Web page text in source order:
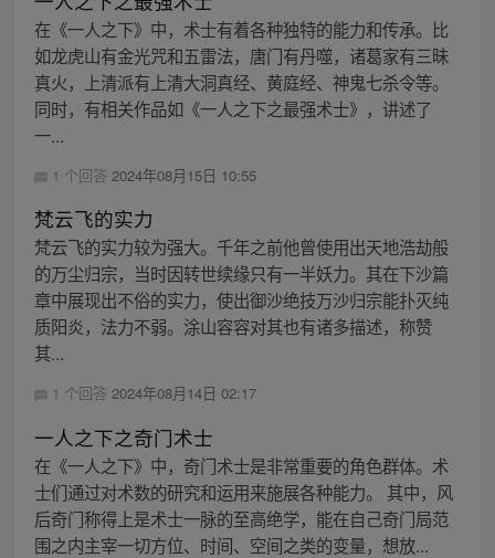
在《一人之下》中，术士有着各种独特的能力和传承。比
如龙虎山有金光咒和五雷法，唐门有丹噬，诸葛家有三昧
真火，上清派有上清大洞真经、黄庭经、神鬼七杀令等。
同时，有相关作品如《一人之下之最强术士》，讲述了
一...
1 个回答 2024年08月15日 10:55
梵云飞的实力
梵云飞的实力较为强大。千年之前他曾使用出天地浩劫般
的万尘归宗，当时因转世续缘只有一半妖力。其在下沙篇
章中展现出不俗的实力，使出御沙绝技万沙归宗能扑灭纯
质阳炎，法力不弱。涂山容容对其也有诸多描述，称赞
其...
1 个回答 2024年08月14日 02:17
一人之下之奇门术士
在《一人之下》中，奇门术士是非常重要的角色群体。术
士们通过对术数的研究和运用来施展各种能力。 其中，风
后奇门称得上是术士一脉的至高绝学，能在自己奇门局范
围之内主宰一切方位、时间、空间之类的变量，想放...